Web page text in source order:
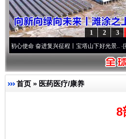
3
2
1
奋进复兴征程丨宝塔山下好光景..·[视频]因党
首页 » 医药医疗/康养
8